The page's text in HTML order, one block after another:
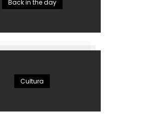
Back in the day
Cultura